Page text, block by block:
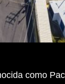
como